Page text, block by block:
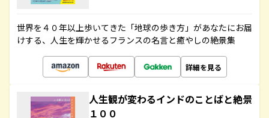
世界を４０年以上歩いてきた「地球の歩き方」があなたにお届
けする、人生を輝かせるフランスの名言と癒やしの絶景集
詳細を見る
人生観が変わるインドのことばと絶景
１００